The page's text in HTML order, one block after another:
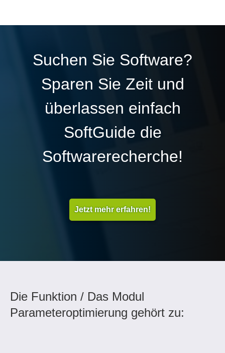
Suchen Sie Software?
Sparen Sie Zeit und
überlassen einfach
SoftGuide die
Softwarerecherche!
Jetzt mehr erfahren!
Die Funktion / Das Modul
Parameteroptimierung gehört zu: